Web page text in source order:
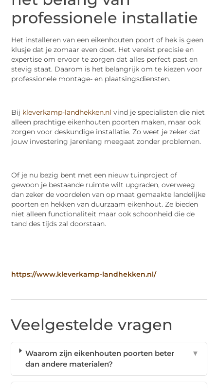
professionele installatie
Het installeren van een eikenhouten poort of hek is geen
klusje dat je zomaar even doet. Het vereist precisie en
expertise om ervoor te zorgen dat alles perfect past en
stevig staat. Daarom is het belangrijk om te kiezen voor
professionele montage- en plaatsingsdiensten.
Bij kleverkamp-landhekken.nl vind je specialisten die niet
alleen prachtige eikenhouten poorten maken, maar ook
zorgen voor deskundige installatie. Zo weet je zeker dat
jouw investering jarenlang meegaat zonder problemen.
Of je nu bezig bent met een nieuw tuinproject of
gewoon je bestaande ruimte wilt upgraden, overweeg
dan zeker de voordelen van op maat gemaakte landelijke
poorten en hekken van duurzaam eikenhout. Ze bieden
niet alleen functionaliteit maar ook schoonheid die de
tand des tijds zal doorstaan.
https://www.kleverkamp-landhekken.nl/
Veelgestelde vragen
Waarom zijn eikenhouten poorten beter
dan andere materialen?
▼